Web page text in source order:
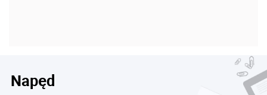
Napęd